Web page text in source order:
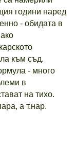
години наред
- обидата в
към съд.
- много
в
на тихо.
а т.нар.